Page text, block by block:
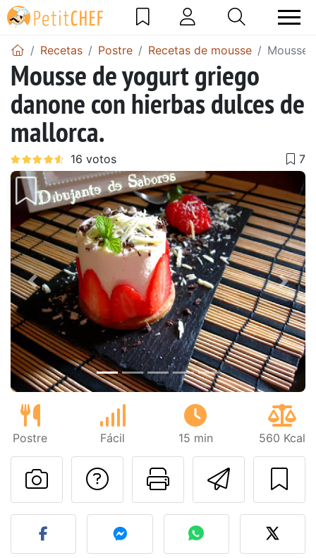
Recetas Postre Recetas de mousse Mousse
Mousse de yogurt griego
danone con hierbas dulces de
mallorca.
Anterior
Postre Fácil 15 min 560 Kcal
Imprimir
Preguntar al autor
Publicar la foto de esta